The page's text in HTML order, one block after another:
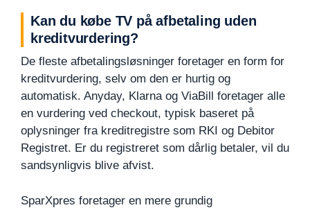
Kan du købe TV på afbetaling uden
kreditvurdering?
De fleste afbetalingsløsninger foretager en form for
kreditvurdering, selv om den er hurtig og
automatisk. Anyday, Klarna og ViaBill foretager alle
en vurdering ved checkout, typisk baseret på
oplysninger fra kreditregistre som RKI og Debitor
Registret. Er du registreret som dårlig betaler, vil du
sandsynligvis blive afvist.
SparXpres foretager en mere grundig